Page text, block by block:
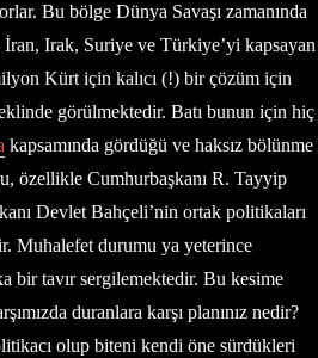
Bu bölge Dünya Savaşı zamanında
Irak, Suriye ve Türkiye’yi kapsayan
Kürt için kalıcı (!) bir çözüm için
görülmektedir. Batı bunun için hiç
kapsamında gördüğü ve haksız bölünme
özellikle Cumhurbaşkanı R. Tayyip
Devlet Bahçeli’nin ortak politikaları
Muhalefet durumu ya yeterince
bir tavır sergilemektedir. Bu kesime
duranlara karşı planınız nedir?
olup biteni kendi öne sürdükleri